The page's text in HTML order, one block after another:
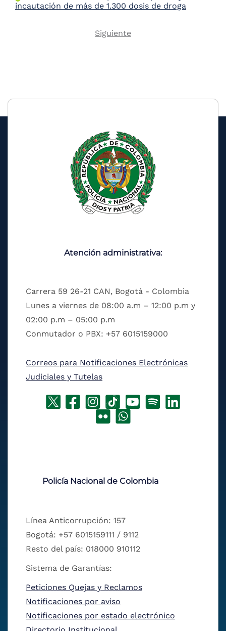
incautación de más de 1.300 dosis de droga
Pagination
Next
Siguiente
Atención administrativa:
Carrera 59 26-21 CAN, Bogotá - Colombia
Lunes a viernes de 08:00 a.m – 12:00 p.m y
02:00 p.m – 05:00 p.m
Conmutador o PBX: +57 6015159000
Correos para Notificaciones Electrónicas
Judiciales y Tutelas
Policía Nacional de Colombia
Línea Anticorrupción: 157
Bogotá: +57 6015159111 / 9112
Resto del país: 018000 910112
Sistema de Garantías:
Peticiones Quejas y Reclamos
Notificaciones por aviso
Notificaciones por estado electrónico